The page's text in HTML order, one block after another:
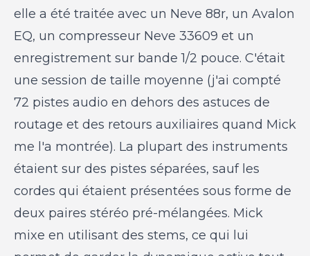
elle a été traitée avec un Neve 88r, un Avalon
EQ, un compresseur Neve 33609 et un
enregistrement sur bande 1/2 pouce. C'était
une session de taille moyenne (j'ai compté
72 pistes audio en dehors des astuces de
routage et des retours auxiliaires quand Mick
me l'a montrée). La plupart des instruments
étaient sur des pistes séparées, sauf les
cordes qui étaient présentées sous forme de
deux paires stéréo pré-mélangées. Mick
mixe en utilisant des stems, ce qui lui